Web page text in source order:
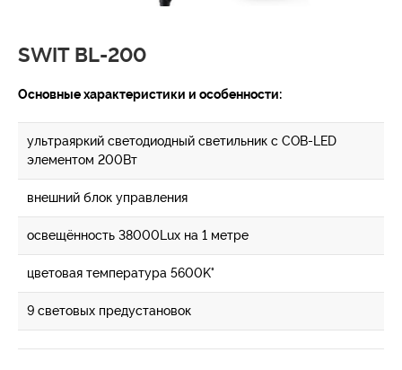
SWIT BL-200
Основные характеристики и особенности:
ультраяркий светодиодный светильник с COB-LED
элементом 200Вт
внешний блок управления
освещённость 38000Lux на 1 метре
цветовая температура 5600K°
9 световых предустановок